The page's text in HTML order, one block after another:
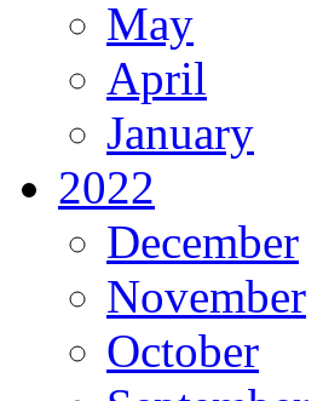
May
April
January
2022
December
November
October